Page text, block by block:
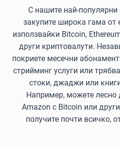
С нашите най-
закупите широка гама от
използвайки Bitcoin,
други криптовалути.
покриете месечни
стрийминг услуги или
стоки, джаджи или
Например, можете лесно
Amazon с Bitcoin или
получите почти всичко,